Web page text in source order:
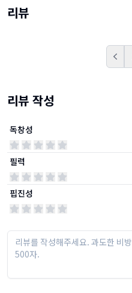
리뷰
Prev
리뷰 작성
독창성
필력
핍진성